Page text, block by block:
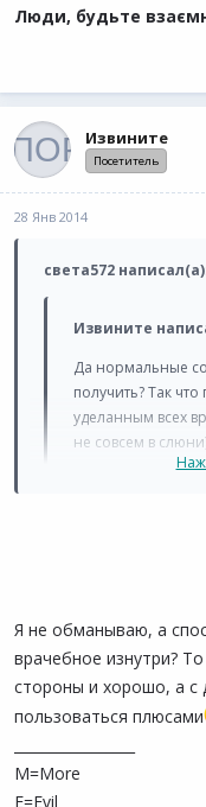
Люди, будьте
Извините
Посетитель
28 Янв 2014
света572
Извините
Да нормальные
получить? Так
уделанным всех
не совсем в
Я не обманываю, а
врачебное изнутри?
стороны и хорошо, а с
пользоваться плюсами
M=More
E=Evil